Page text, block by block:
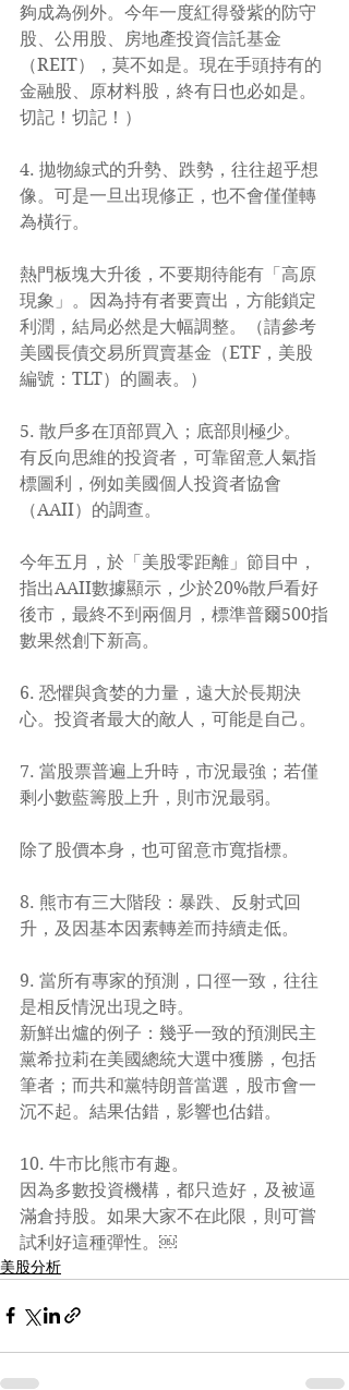
夠成為例外。今年一度紅得發紫的防守
股、公用股、房地產投資信託基金
（REIT），莫不如是。現在手頭持有的
金融股、原材料股，終有日也必如是。
切記！切記！）
4. 拋物線式的升勢、跌勢，往往超乎想
像。可是一旦出現修正，也不會僅僅轉
為橫行。
熱門板塊大升後，不要期待能有「高原
現象」。因為持有者要賣出，方能鎖定
利潤，結局必然是大幅調整。（請參考
美國長債交易所買賣基金（ETF，美股
編號：TLT）的圖表。）
5. 散戶多在頂部買入；底部則極少。
有反向思維的投資者，可靠留意人氣指
標圖利，例如美國個人投資者協會
（AAII）的調查。
今年五月，於「美股零距離」節目中，
指出AAII數據顯示，少於20%散戶看好
後市，最終不到兩個月，標準普爾500指
數果然創下新高。
6. 恐懼與貪婪的力量，遠大於長期決
心。投資者最大的敵人，可能是自己。
7. 當股票普遍上升時，市況最強；若僅
剩小數藍籌股上升，則市況最弱。
除了股價本身，也可留意市寬指標。
8. 熊市有三大階段：暴跌、反射式回
升，及因基本因素轉差而持續走低。
9. 當所有專家的預測，口徑一致，往往
是相反情況出現之時。
新鮮出爐的例子：幾乎一致的預測民主
黨希拉莉在美國總統大選中獲勝，包括
筆者；而共和黨特朗普當選，股市會一
沉不起。結果估錯，影響也估錯。
10. 牛市比熊市有趣。
因為多數投資機構，都只造好，及被逼
滿倉持股。如果大家不在此限，則可嘗
試利好這種彈性。￼
美股分析